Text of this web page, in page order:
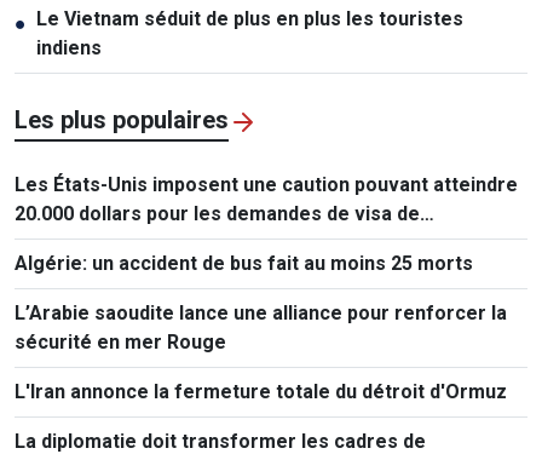
● Le Vietnam séduit de plus en plus les touristes
indiens
Les plus populaires
Les États-Unis imposent une caution pouvant atteindre
20.000 dollars pour les demandes de visa de
ressortissants de 50 pays
Algérie: un accident de bus fait au moins 25 morts
L’Arabie saoudite lance une alliance pour renforcer la
sécurité en mer Rouge
L'Iran annonce la fermeture totale du détroit d'Ormuz
La diplomatie doit transformer les cadres de